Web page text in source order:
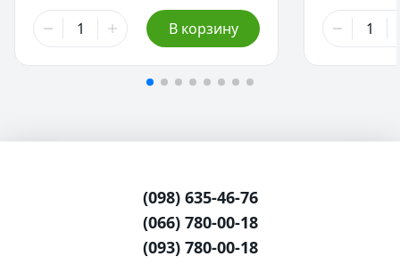
91,00 ₴
50 мл В корзину
91,00 ₴
50 мл
(098) 635-46-76
(066) 780-00-18
(093) 780-00-18